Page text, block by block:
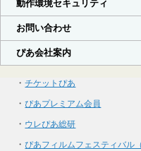
・チケットぴあ
・ぴあプレミアム会員
・ ウレぴあ総研
・ぴあフィルムフェスティバル（